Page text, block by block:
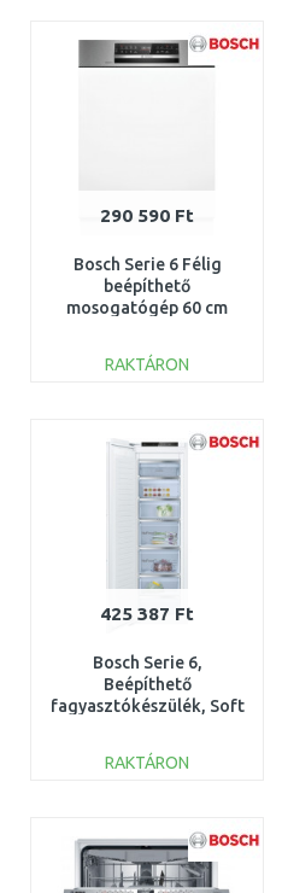
Összehasonlítás
290 590 Ft
Bosch Serie 6 Félig
beépíthető
mosogatógép 60 cm
RAKTÁRON
Összehasonlítás
425 387 Ft
Bosch Serie 6,
Beépíthető
fagyasztókészülék, Soft
GIN81ACE0
RAKTÁRON
Összehasonlítás